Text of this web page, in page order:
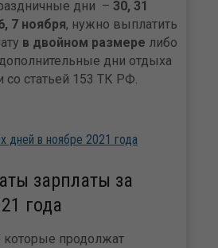
дни – 30, 31
7 ноября, нужно выплатить
в двойном размере либо
дни отдыха
со статьей 153 ТК РФ.
дней в ноябре 2021 года
зарплаты за
года
продолжат